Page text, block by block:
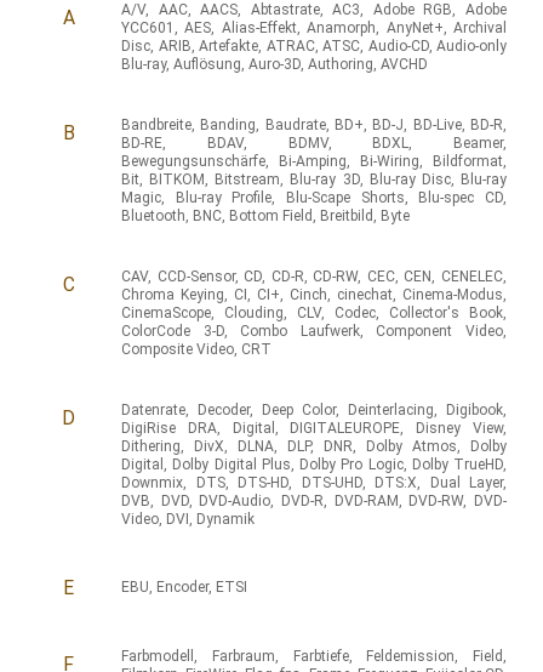
A A/V, AAC,AACS, Abtastrate,AC3, Adobe RGB,Adobe
YCC601 ,AES, Alias-Effekt,Anamorph, AnyNet+,Archival
Disc, ARIB, Artefakte, ATRAC, ATSC, Audio-CD, Audio-only
Blu-ray, Auflösung, Auro-3D, Authoring, AVCHD
B Bandbreite, Banding, Baudrate, BD+, BD-J, BD-Live, BD-R,
BD-RE, BDAV, BDMV, BDXL, Beamer,
Bewegungsunschärfe, Bi-Amping, Bi-Wiring, Bildformat,
Bit, BITKOM , Bitstream, Blu-ray 3D, Blu-ray Disc, Blu-ray
Magic, Blu-ray Profile, Blu-Scape Shorts, Blu-spec CD,
Bluetooth, BNC, Bottom Field , Breitbild , Byte
C CAV, CCD-Sensor, CD, CD-R, CD-RW, CEC, CEN , CENELEC,
Chroma Keying, CI , CI+, Cinch, cinechat, Cinema-Modus,
CinemaScope, Clouding, CLV, Codec, Collector's Book,
ColorCode 3-D, Combo Laufwerk, Component Video,
Composite Video, CRT
D Datenrate, Decoder, Deep Color, Deinterlacing, Digibook,
DigiRise DRA, Digital , DIGITALEUROPE, Disney View,
Dithering, DivX, DLNA, DLP, DNR, Dolby Atmos,
Dolby
Digital , Dolby Digital Plus, Dolby Pro Logic, Dolby TrueHD,
Downmix, DTS, DTS-HD, DTS-UHD, DTS:X, Dual Layer,
DVB, DVD, DVD-Audio, DVD-R, DVD-RAM , DVD-RW,
DVD-
Video, DVI , Dynamik
E EBU, Encoder, ETSI
F Farbmodell , Farbraum, Farbtiefe, Feldemission, Field ,